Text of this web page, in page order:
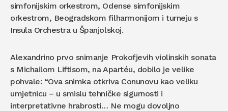
simfonijskim orkestrom, Odense simfonijskim
orkestrom, Beogradskom filharmonijom i turneju s
Insula Orchestra u Španjolskoj.
Alexandrino prvo snimanje Prokofjevih violinskih sonata
s Michailom Liftisom, na Apartéu, dobilo je velike
pohvale: “Ova snimka otkriva Conunovu kao veliku
umjetnicu – u smislu tehničke sigurnosti i
interpretativne hrabrosti… Ne mogu dovoljno